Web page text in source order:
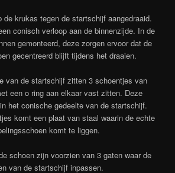
de krukas tegen de startschijf aangedraaid.
conisch verloop aan de binnenzijde. In de
gemonteerd, deze zorgen ervoor dat de
gecentreerd blijft tijdens het draaien.
van de startschijf zitten 3 schoentjes van
een o ring aan elkaar vast zitten. Deze
het conische gedeelte van de startschijf.
komt een plaat van staal waarin de echte
komt te liggen.
schoen zijn voorzien van 3 gaten waar de
van de startschijf inpassen.